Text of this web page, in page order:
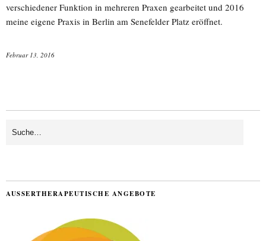
verschiedener Funktion in mehreren Praxen gearbeitet und 2016
meine eigene Praxis in Berlin am Senefelder Platz eröffnet.
Februar 13, 2016
AUSSERTHERAPEUTISCHE ANGEBOTE